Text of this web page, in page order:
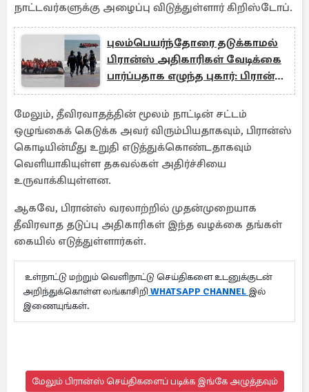
நாட்டவர்களுக்கு அழைப்பு விடுத்துள்ளார் கிறிஸ்டோப்.
புலம்பெயர்ந்தோரை தடுக்காமல்
பிரான்ஸ் அதிகாரிகள் வேடிக்கை
பார்ப்பதாக எழுந்த புகார்: பிரான்ஸ்
அதிரடி திட்டம்
மேலும், தீவிரவாதத்தின் மூலம் நாட்டின் சட்டம்
ஒழுங்கைக் கெடுக்க அவர் விரும்பியதாகவும், பிரான்ஸ்
கொடியின்மீது உறுதி எடுத்துக்கொண்டதாகவும்
வெளியாகியுள்ள தகவல்கள் அதிர்ச்சியை
உருவாக்கியுள்ளன.
ஆகவே, பிரான்ஸ் வரலாற்றில் முதன்முறையாக
தீவிரவாத தடுப்பு அதிகாரிகள் இந்த வழக்கை தங்கள்
கையில் எடுத்துள்ளார்கள்.
உள்நாட்டு மற்றும் வெளிநாட்டு செய்திகளை உடனுக்குடன்
அறிந்துக்கொள்ள லங்காசிறி WHATSAPP CHANNEL இல்
இணையுங்கள்.
மேலும் பிரான்ஸ் செய்திகளைப் படிக்க இங்கே அழுத்தவும்